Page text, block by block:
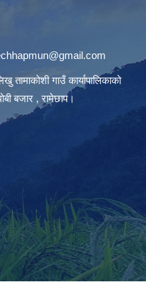
तामाकोशी गाउँ कार्यापालिकाको
बजार , रामेछाप।